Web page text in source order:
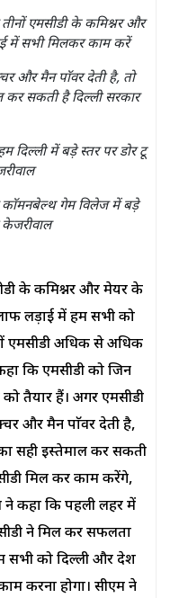
एमसीडी के कमिश्नर और
में सभी मिलकर काम करें
और मैन पाॅवर देती है, तो
कर सकती है दिल्ली सरकार
दिल्ली में बड़े स्तर पर डोर टू
काॅमनबेल्थ गेम विलेज में बड़े
केजरीवाल
के कमिश्नर और मेयर के
लड़ाई में हम सभी को
एमसीडी अधिक से अधिक
कि एमसीडी को जिन
तैयार हैं। अगर एमसीडी
और मैन पाॅवर देती है,
सही इस्तेमाल कर सकती
मिल कर काम करेंगे,
ने कहा कि पहली लहर में
ने मिल कर सफलता
सभी को दिल्ली और देश
करना होगा। सीएम ने